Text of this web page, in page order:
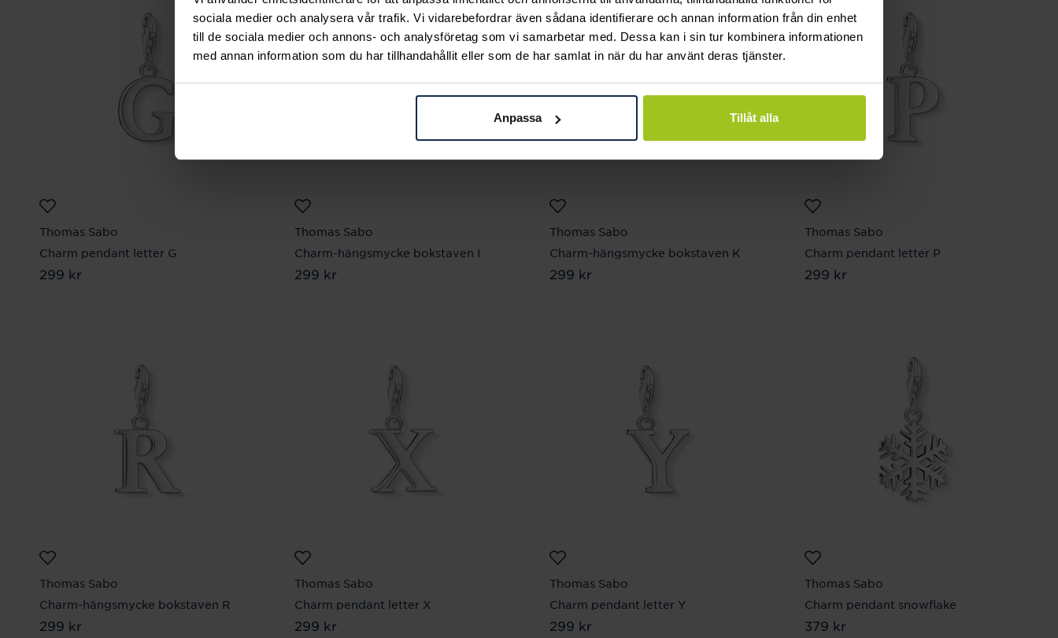
sociala medier och analysera vår trafik. Vi vidarebefordrar även sådana identifierare och annan information från din enhet
till de sociala medier och annons- och analysföretag som vi samarbetar med. Dessa kan i sin tur kombinera informationen
med annan information som du har tillhandahållit eller som de har samlat in när du har använt deras tjänster.
Anpassa Tillåt alla
Thomas Sabo
Charm pendant letter G
Pris :299 kr
299 kr
Thomas Sabo
Charm-hängsmycke bokstaven I
Pris :299 kr
299 kr
Thomas Sabo
Charm-hängsmycke bokstaven K
Pris :299 kr
299 kr
Thomas Sabo
Charm pendant letter P
Pris :299 kr
299 kr
Thomas Sabo
Charm-hängsmycke bokstaven R
Pris :299 kr
299 kr
Thomas Sabo
Charm pendant letter X
Pris :299 kr
299 kr
Thomas Sabo
Charm pendant letter Y
Pris :299 kr
299 kr
Thomas Sabo
Charm pendant snowflake
Pris :379 kr
379 kr